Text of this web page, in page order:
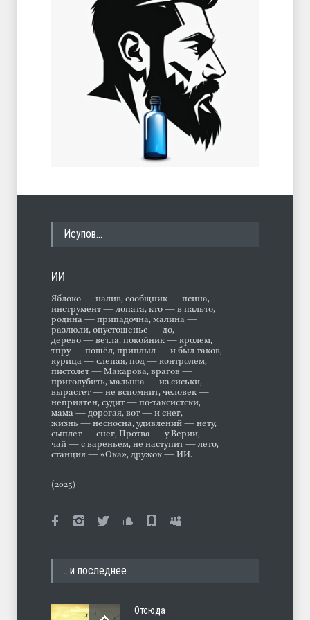
Исупов…
ИИ
Яблоко — налив, сообщник — псина,
инструмент — лопата, кто — в пальто,
родина — припадочна, малина —
разлюли, опустошенье — до,
дерево — ветла, покойник — кролем,
тпру — пошёл, приплыл — и был таков,
курица — слепая, под — контролем,
пистолет — Макарова, врагов —
приголубить, малыша — из сиськи,
вырастет — не вспомнит, человек —
неприятен, судит — по-таксистски,
мама — дорогая, вот — и снег,
жизнь — несносна, удивлений — нету,
сыплет — снег, Протва — у Верии,
чай — с вареньем, не наступит — лето,
станция — «Ока», дружок — ИИ.
(2025)
…и последнее
Отсюда